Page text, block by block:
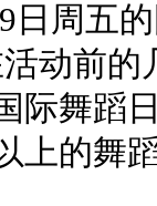
周五的
动前
际舞蹈
上的舞